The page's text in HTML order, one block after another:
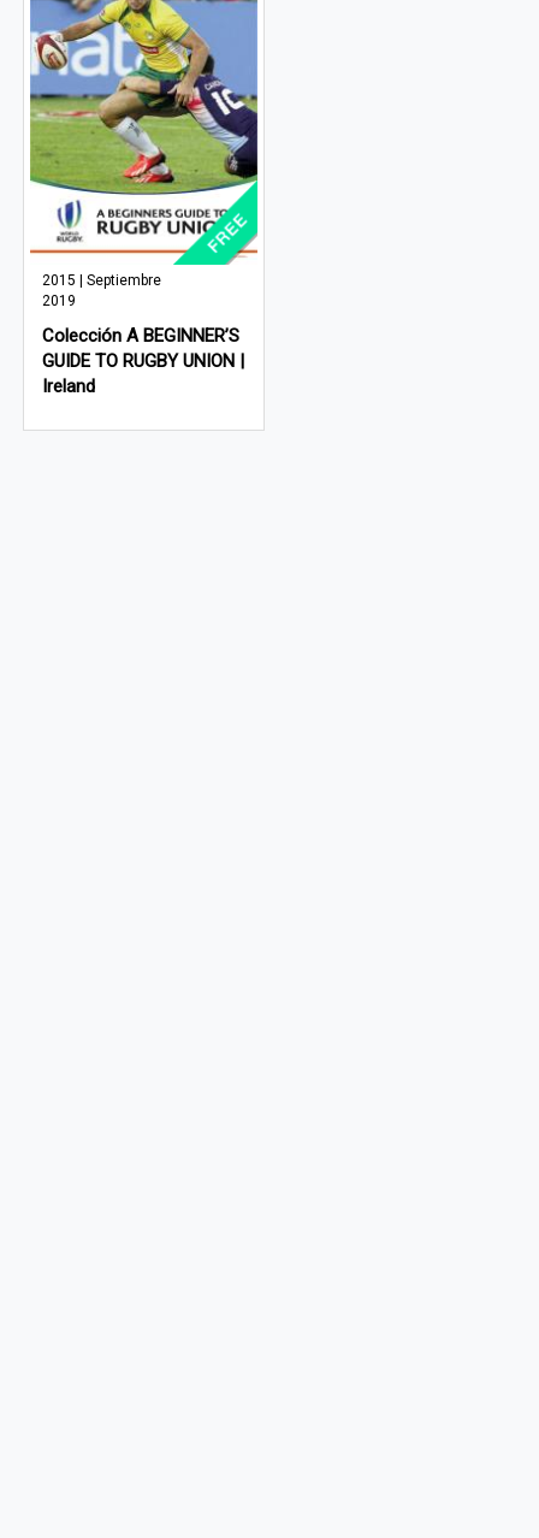
2015 | Septiembre
2019
Colección A BEGINNER’S
GUIDE TO RUGBY UNION |
Ireland